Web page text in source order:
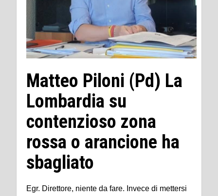
Matteo Piloni (Pd) La
Lombardia su
contenzioso zona
rossa o arancione ha
sbagliato
Egr. Direttore, niente da fare. Invece di mettersi